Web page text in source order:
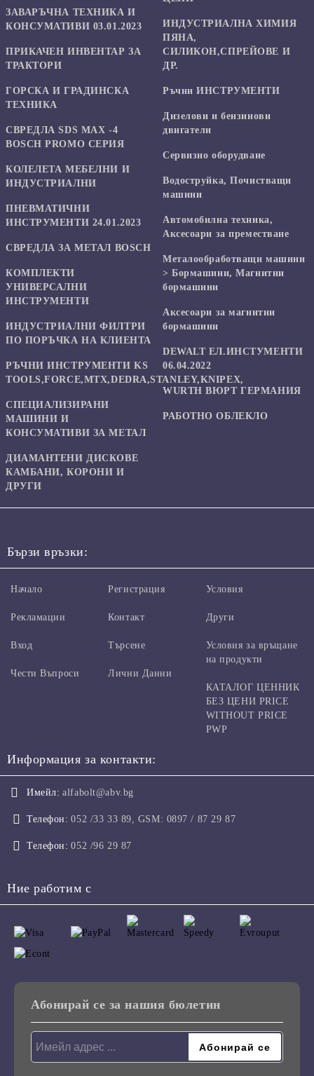
ЗАВАРЪЧНА ТЕХНИКА И
КОНСУМАТИВИ 03.01.2023
ПРИКАЧЕН ИНВЕНТАР ЗА
ТРАКТОРИ
ГОРСКА И ГРАДИНСКА
ТЕХНИКА
СВРЕДЛА SDS MAX -4
BOSCH PROMO СЕРИЯ
КОЛЕЛЕТА МЕБЕЛНИ И
ИНДУСТРИАЛНИ
ПНЕВМАТИЧНИ
ИНСТРУМЕНТИ 24.01.2023
СВРЕДЛА ЗА МЕТАЛ BOSCH
КОМПЛЕКТИ
УНИВЕРСАЛНИ
ИНСТРУМЕНТИ
ИНДУСТРИАЛНИ ФИЛТРИ
ПО ПОРЪЧКА НА КЛИЕНТА
РЪЧНИ ИНСТРУМЕНТИ KS
TOOLS,FORCE,MTX,DEDRA,STANLEY,KNIPEX,
СПЕЦИАЛИЗИРАНИ
МАШИНИ И
КОНСУМАТИВИ ЗА МЕТАЛ
ДИАМАНТЕНИ ДИСКОВЕ
КАМБАНИ, КОРОНИ И
ДРУГИ
ИНДУСТРИАЛНА ХИМИЯ
ПЯНА,
СИЛИКОН,СПРЕЙОВЕ И
ДР.
Ръчни ИНСТРУМЕНТИ
Дизелови и бензинови
двигатели
Сервизно оборудване
Водоструйка, Почистващи
машини
Автомобилна техника,
Аксесоари за преместване
Mеталообработващи машини
> Бормашини, Магнитни
бормашини
Аксесоари за магнитни
бормашини
DEWALT ЕЛ.ИНСТУМЕНТИ
06.04.2022
WURTH ВЮРТ ГЕРМАНИЯ
РАБОТНО ОБЛЕКЛО
Бързи връзки:
Начало
Рекламации
Вход
Чести Въпроси
Регистрация
Контакт
Търсене
Лични Данни
Условия
Други
Условия за връщане
на продукти
КАТАЛОГ ЦЕННИК
БЕЗ ЦЕНИ PRICE
WITHOUT PRICE
PWP
Информация за контакти:
Имейл: alfabolt@abv.bg
Телефон: 052 /33 33 89, GSM: 0897 / 87 29 87
Телефон: 052 /96 29 87
Ние работим с
Абонирай се за нашия бюлетин